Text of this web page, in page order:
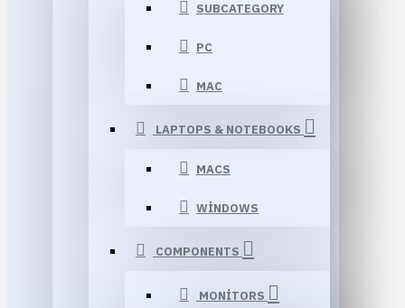
SUBCATEGORY
PC
MAC
LAPTOPS & NOTEBOOKS
MACS
WINDOWS
COMPONENTS
MONITORS